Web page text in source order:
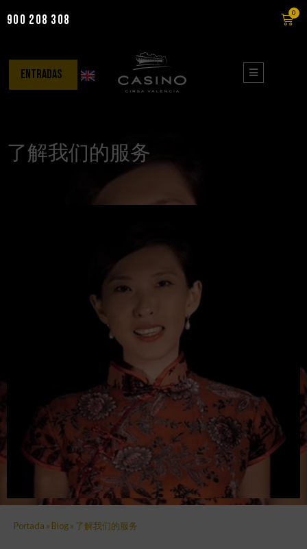
contenido
900 208 308 0
entradas
了解我们的服务
Portada » Blog» 了解我们的服务